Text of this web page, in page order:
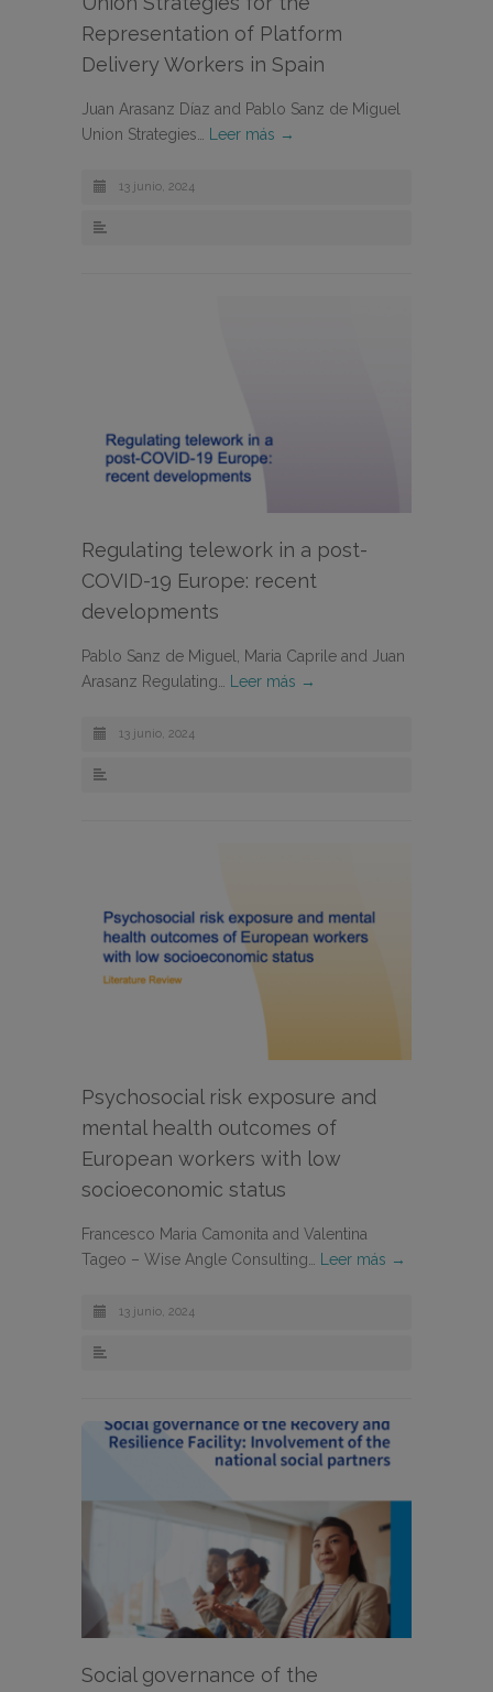
Representation of Platform
Delivery Workers in Spain
Juan Arasanz Díaz and Pablo Sanz de Miguel
Union Strategies…
Leer más →
13 junio, 2024
Regulating telework in a post-
COVID-19 Europe: recent
developments
Pablo Sanz de Miguel, Maria Caprile and Juan
Arasanz Regulating…
Leer más →
13 junio, 2024
Psychosocial risk exposure and
mental health outcomes of
European workers with low
socioeconomic status
Francesco Maria Camonita and Valentina
Tageo – Wise Angle Consulting…
Leer más →
13 junio, 2024
Social governance of the